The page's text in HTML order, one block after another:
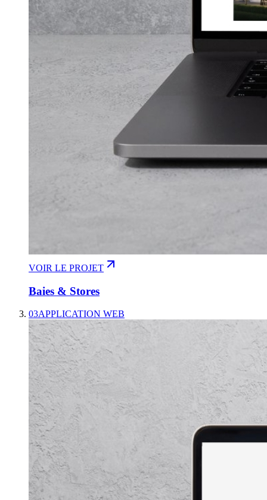
VOIR LE PROJET
Baies & Stores
03APPLICATION WEB